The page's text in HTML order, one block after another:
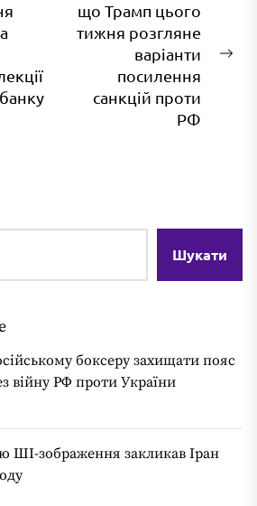
що Трамп цього
тижня розгляне
варіанти
посилення
санкцій проти
РФ
Шукати
боксеру захищати пояс
війну РФ проти України
ШІ-зображення закликав Іран